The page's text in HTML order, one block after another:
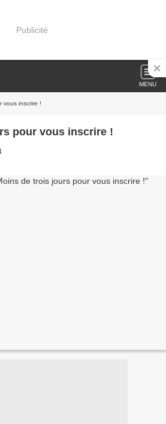
Publicité
MENU
vous inscrire !
pour vous inscrire !